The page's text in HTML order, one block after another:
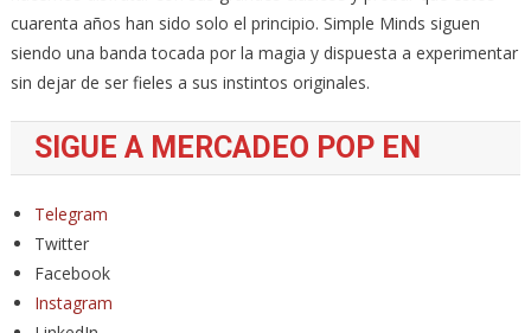
cuarenta años han sido solo el principio. Simple Minds siguen
siendo una banda tocada por la magia y dispuesta a experimentar
sin dejar de ser fieles a sus instintos originales.
SIGUE A MERCADEO POP EN
Telegram
Twitter
Facebook
Instagram